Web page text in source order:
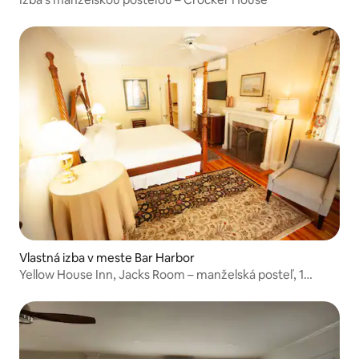
Vlastná izba v meste Bar Harbor
Yellow House Inn, Jacks Room – manželská posteľ, 1